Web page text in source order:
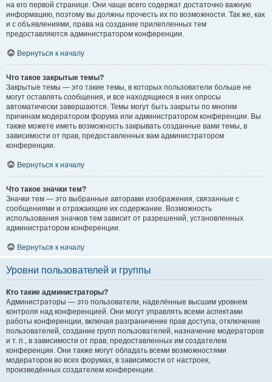
на его первой странице. Они чаще всего содержат достаточно важную
информацию, поэтому вы должны прочесть их по возможности. Так же, как
и с объявлениями, права на создание прилепленных тем
предоставляются администратором конференции.
Вернуться к началу
Что такое закрытые темы?
Закрытые темы — это такие темы, в которых пользователи больше не
могут оставлять сообщения, и все находящиеся в них опросы
автоматически завершаются. Темы могут быть закрыты по многим
причинам модератором форума или администратором конференции. Вы
также можете иметь возможность закрывать созданные вами темы, в
зависимости от прав, предоставленных вам администратором
конференции.
Вернуться к началу
Что такое значки тем?
Значки тем — это выбранные авторами изображения, связанные с
сообщениями и отражающие их содержание. Возможность
использования значков тем зависит от разрешений, установленных
администратором конференции.
Вернуться к началу
Уровни пользователей и группы
Кто такие администраторы?
Администраторы — это пользователи, наделённые высшим уровнем
контроля над конференцией. Они могут управлять всеми аспектами
работы конференции, включая разграничение прав доступа, отключение
пользователей, создание групп пользователей, назначение модераторов
и т. п., в зависимости от прав, предоставленных им создателем
конференции. Они также могут обладать всеми возможностями
модераторов во всех форумах, в зависимости от настроек,
произведённых создателем конференции.